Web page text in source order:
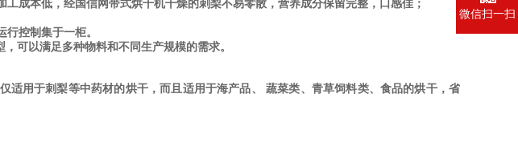
成本低，经国信网带式烘干机干燥的刺梨不易零散，营养成分保留完整，口感佳；
控制集于一柜。
可以满足多种物料和不同生产规模的需求。
适用于刺梨等中药材的烘干，而且适用于海产品、 蔬菜类、青草饲料类、食品的烘干，省
微信扫一扫